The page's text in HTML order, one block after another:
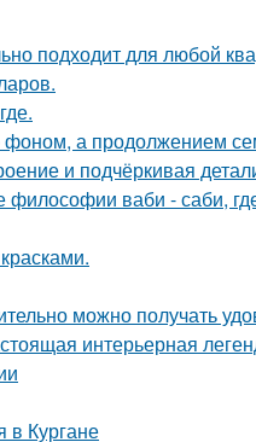
подходит для любой
фоном, а продолжением
и подчёркивая
ваби - саби,
можно получать
интерьерная
в Кургане